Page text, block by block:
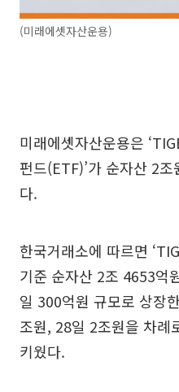
(미래에셋자산운용)
미래에셋자산운용은
펀드(ETF)’가 순자산 2
다.
한국거래소에 따르면
기준 순자산 2조 4653억
일 300억원 규모로 상장
조원, 28일 2조원을 차례
키웠다.